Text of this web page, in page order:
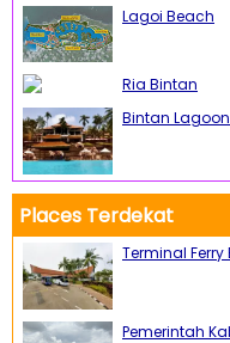
Lagoi Beach
Ria Bintan
Bintan
Places Terdekat
Terminal
Pemerintah